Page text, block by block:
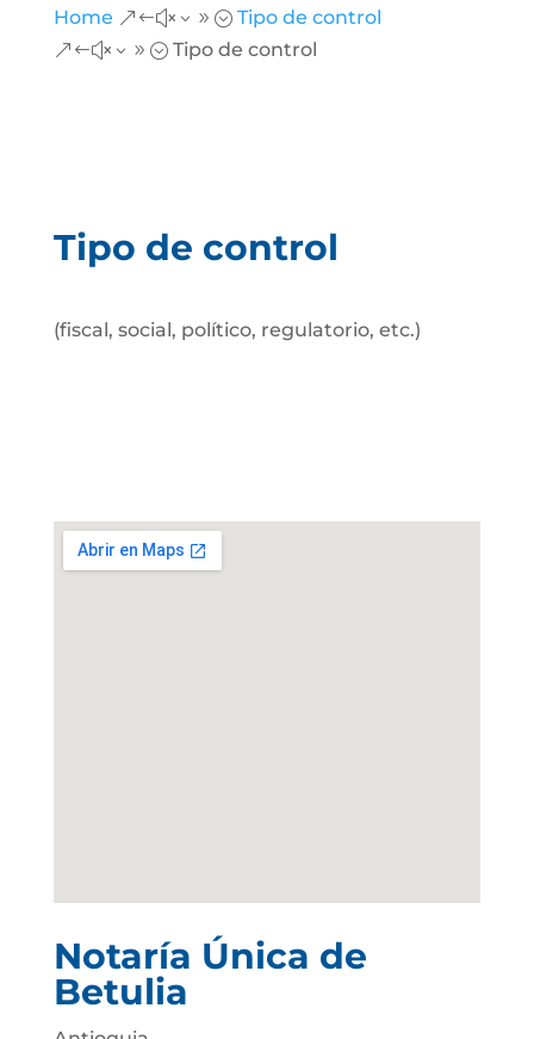
Home &#x39; Tipo de control
&#x39; Tipo de control
Tipo de control
(fiscal, social, político, regulatorio, etc.)
Notaría Única de
Betulia